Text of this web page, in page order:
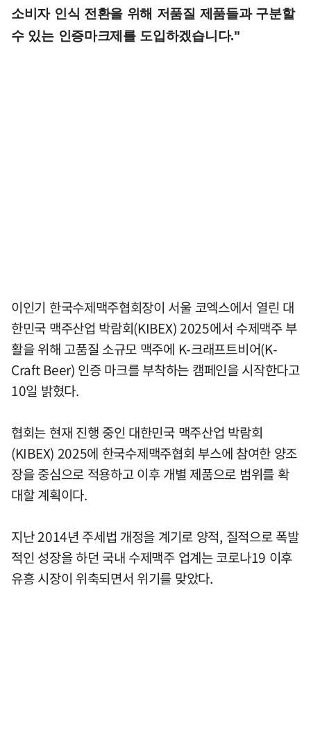
소비자 인식 전환을 위해 저품질 제품들과 구분할
수 있는 인증마크제를 도입하겠습니다."
이인기 한국수제맥주협회장이 서울 코엑스에서 열린 대
한민국 맥주산업 박람회(KIBEX) 2025에서 수제맥주 부
활을 위해 고품질 소규모 맥주에 K-크래프트비어(K-
Craft Beer) 인증 마크를 부착하는 캠페인을 시작한다고
10일 밝혔다.
협회는 현재 진행 중인 대한민국 맥주산업 박람회
(KIBEX) 2025에 한국수제맥주협회 부스에 참여한 양조
장을 중심으로 적용하고 이후 개별 제품으로 범위를 확
대할 계획이다.
지난 2014년 주세법 개정을 계기로 양적, 질적으로 폭발
적인 성장을 하던 국내 수제맥주 업계는 코로나19 이후
유흥 시장이 위축되면서 위기를 맞았다.